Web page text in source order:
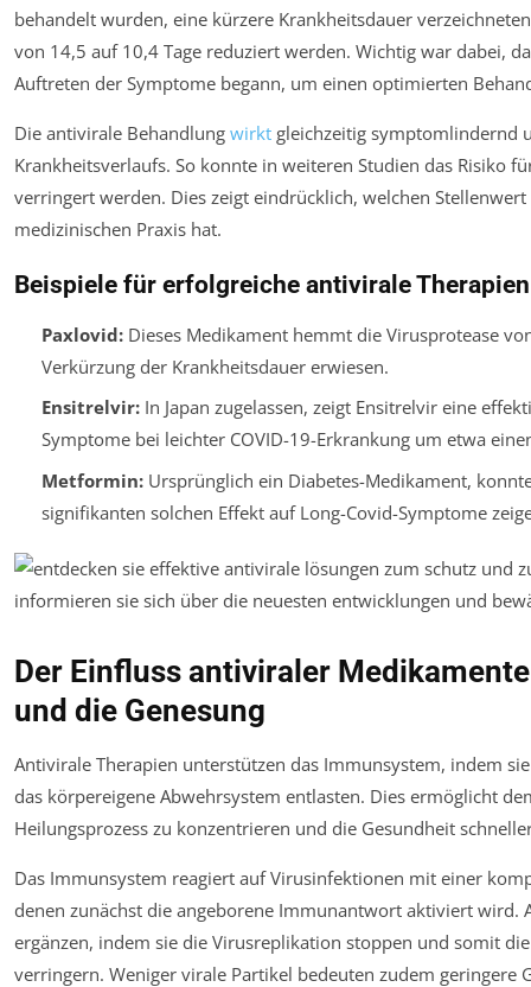
behandelt wurden, eine kürzere Krankheitsdauer
von 14,5 auf 10,4 Tage reduziert werden. Wichtig war dabei,
Auftreten der Symptome begann, um einen optimierten
Die antivirale Behandlung wirkt gleichzeitig symptomlindernd
Krankheitsverlaufs. So konnte in weiteren Studien das Risiko
verringert werden. Dies zeigt eindrücklich, welchen
medizinischen Praxis hat.
Beispiele für erfolgreiche antivirale Therapien
Paxlovid:Dieses Medikament hemmt die Virusprotease
Verkürzung der Krankheitsdauer erwiesen.
Ensitrelvir:In Japan zugelassen, zeigt Ensitrelvir eine
Symptome bei leichter COVID-19-Erkrankung um etwa
Metformin:Ursprünglich ein Diabetes-Medikament,
signifikanten solchen Effekt auf Long-Covid-Symptome
Der Einfluss antiviraler
und die Genesung
Antivirale Therapien unterstützen das Immunsystem, indem
das körpereigene Abwehrsystem entlasten. Dies ermöglicht
Heilungsprozess zu konzentrieren und die Gesundheit
Das Immunsystem reagiert auf Virusinfektionen mit einer
denen zunächst die angeborene Immunantwort aktiviert wird.
ergänzen, indem sie die Virusreplikation stoppen und somit
verringern. Weniger virale Partikel bedeuten zudem geringere